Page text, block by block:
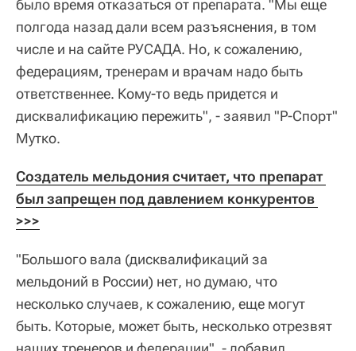
было время отказаться от препарата. "Мы еще
полгода назад дали всем разъяснения, в том
числе и на сайте РУСАДА. Но, к сожалению,
федерациям, тренерам и врачам надо быть
ответственнее. Кому-то ведь придется и
дисквалификацию пережить", - заявил "Р-Спорт"
Мутко.
Создатель мельдония считает, что препарат
был запрещен под давлением конкурентов
>>>
"Большого вала (дисквалификаций за
мельдоний в России) нет, но думаю, что
несколько случаев, к сожалению, еще могут
быть. Которые, может быть, несколько отрезвят